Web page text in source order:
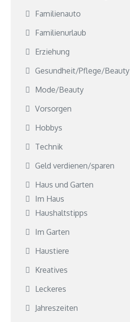
Familienauto
Familienurlaub
Erziehung
Gesundheit/Pflege/Beauty
Mode/Beauty
Vorsorgen
Hobbys
Technik
Geld verdienen/sparen
Haus und Garten
Im Haus
Haushaltstipps
Im Garten
Haustiere
Kreatives
Leckeres
Jahreszeiten